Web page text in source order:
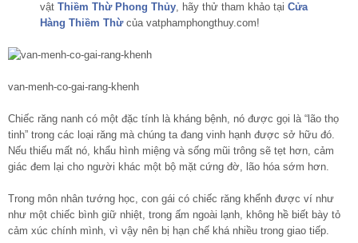
vật Thiềm Thừ Phong Thủy, hãy thử tham khảo tại Cửa
Hàng Thiềm Thừcủa vatphamphongthuy.com!
van-menh-co-gai-rang-khenh
Chiếc răng nanh có một đặc tính là kháng bệnh, nó được gọi là “lão thọ
tinh” trong các loại răng mà chúng ta đang vinh hạnh được sở hữu đó.
Nếu thiếu mất nó, khẩu hình miệng và sống mũi trông sẽ tẹt hơn, cảm
giác đem lại cho người khác một bộ mặt cứng đờ, lão hóa sớm hơn.
Trong môn nhân tướng học, con gái có chiếc răng khểnh được ví như
như một chiếc bình giữ nhiệt, trong ấm ngoài lạnh, không hề biết bày tỏ
cảm xúc chính mình, vì vậy nên bị hạn chế khá nhiều trong giao tiếp.